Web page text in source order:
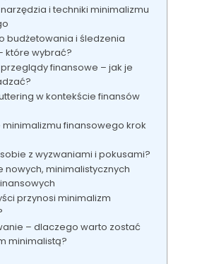
i techniki minimalizmu
budżetowania i śledzenia
które wybrać?
finansowe – jak je
w kontekście finansów
minimalizmu finansowego krok
z wyzwaniami i pokusami?
nowych, minimalistycznych
przynosi minimalizm
– dlaczego warto zostać
minimalistą?